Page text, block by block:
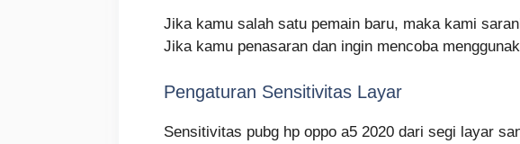
Jika kamu salah satu pemain baru, maka kami
Jika kamu penasaran dan ingin mencoba
Pengaturan Sensitivitas Layar
Sensitivitas pubg hp oppo a5 2020 dari segi layar